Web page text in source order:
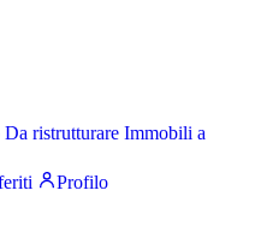
Da ristrutturare Immobili a
Profilo